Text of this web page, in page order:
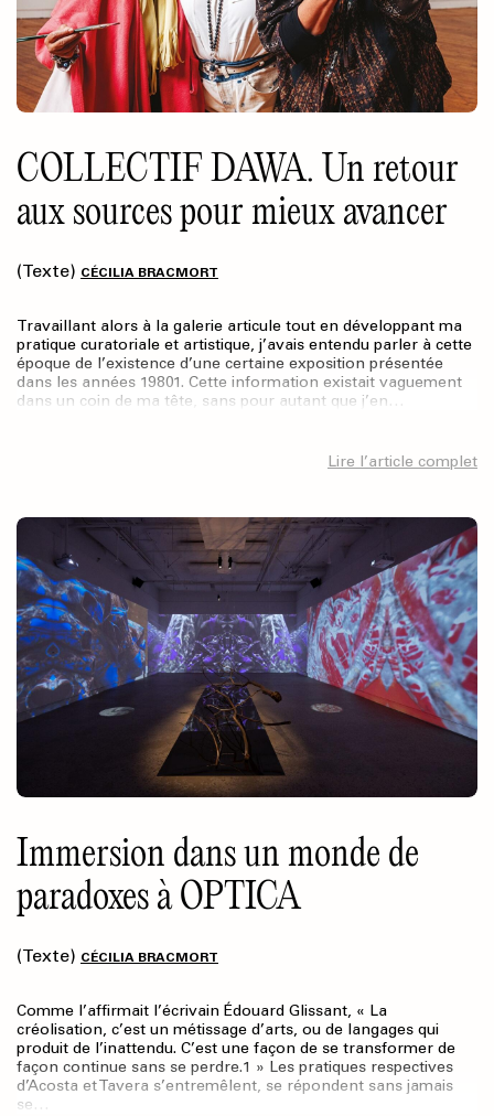
COLLECTIF DAWA. Un retour
aux sources pour mieux avancer
(Texte) CÉCILIA BRACMORT
Travaillant alors à la galerie articule tout en développant ma
pratique curatoriale et artistique, j’avais entendu parler à cette
époque de l’existence d’une certaine exposition présentée
dans les années 19801. Cette information existait vaguement
dans un coin de ma tête, sans pour autant que j’en…
Lire l’article complet
Immersion dans un monde de
paradoxes à OPTICA
(Texte) CÉCILIA BRACMORT
Comme l’affirmait l’écrivain Édouard Glissant, « La
créolisation, c’est un métissage d’arts, ou de langages qui
produit de l’inattendu. C’est une façon de se transformer de
façon continue sans se perdre.1 » Les pratiques respectives
d’Acosta et Tavera s’entremêlent, se répondent sans jamais
se…